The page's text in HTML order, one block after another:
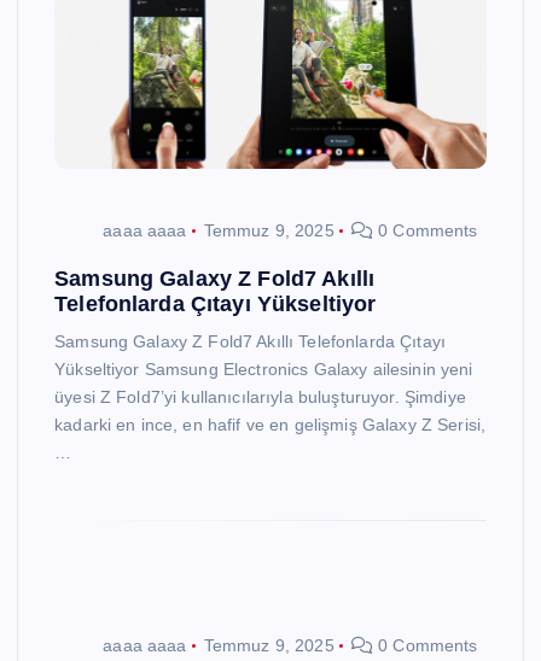
aaaa aaaa Temmuz 9, 2025 0 Comments
Samsung Galaxy Z Fold7 Akıllı
Telefonlarda Çıtayı Yükseltiyor
Samsung Galaxy Z Fold7 Akıllı Telefonlarda Çıtayı
Yükseltiyor Samsung Electronics Galaxy ailesinin yeni
üyesi Z Fold7’yi kullanıcılarıyla buluşturuyor. Şimdiye
kadarki en ince, en hafif ve en gelişmiş Galaxy Z Serisi,
aaaa aaaa Temmuz 9, 2025 0 Comments